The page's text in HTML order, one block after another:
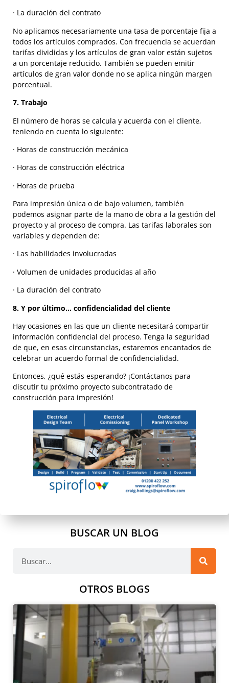
· La duración del contrato
No aplicamos necesariamente una tasa de porcentaje fija a
todos los artículos comprados. Con frecuencia se acuerdan
tarifas divididas y los artículos de gran valor están sujetos
a un porcentaje reducido. También se pueden emitir
artículos de gran valor donde no se aplica ningún margen
porcentual.
7. Trabajo
El número de horas se calcula y acuerda con el cliente,
teniendo en cuenta lo siguiente:
· Horas de construcción mecánica
· Horas de construcción eléctrica
· Horas de prueba
Para impresión única o de bajo volumen, también
podemos asignar parte de la mano de obra a la gestión del
proyecto y al proceso de compra. Las tarifas laborales son
variables y dependen de:
· Las habilidades involucradas
· Volumen de unidades producidas al año
· La duración del contrato
8. Y por último… confidencialidad del cliente
Hay ocasiones en las que un cliente necesitará compartir
información confidencial del proceso. Tenga la seguridad
de que, en esas circunstancias, estaremos encantados de
celebrar un acuerdo formal de confidencialidad.
Entonces, ¿qué estás esperando? ¡Contáctanos para
discutir tu próximo proyecto subcontratado de
construcción para impresión!
BUSCAR UN BLOG
OTROS BLOGS